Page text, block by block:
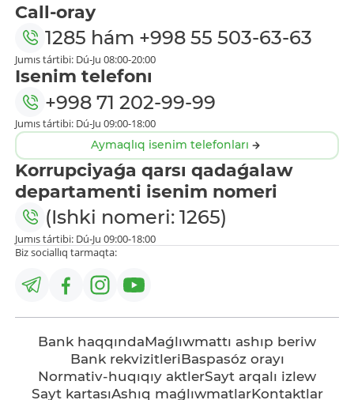
Call-oray
1285 hám +998 55 503-63-63
Jumıs tártibi: Dú-Ju 08:00-20:00
Isenim telefonı
+998 71 202-99-99
Jumıs tártibi: Dú-Ju 09:00-18:00
Aymaqlıq isenim telefonları
Korrupciyaǵa qarsı qadaǵalaw
departamenti isenim nomeri
(Ishki nomeri: 1265)
Jumıs tártibi: Dú-Ju 09:00-18:00
Biz sociallıq tarmaqta:
Bank haqqındaMaǵlıwmattı ashıp beriw
Bank rekvizitleriBaspasóz orayı
Normativ-huqıqıy aktlerSayt arqalı izlew
Sayt kartasıAshıq maǵlıwmatlarKontaktlar